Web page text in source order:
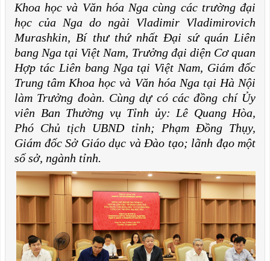
Khoa học và Văn hóa Nga cùng các trường đại
học của Nga do ngài Vladimir Vladimirovich
Murashkin, Bí thư thứ nhất Đại sứ quán Liên
bang Nga tại Việt Nam, Trưởng đại diện Cơ quan
Hợp tác Liên bang Nga tại Việt Nam, Giám đốc
Trung tâm Khoa học và Văn hóa Nga tại Hà Nội
làm Trưởng đoàn. Cùng dự có các đồng chí Ủy
viên Ban Thường vụ Tỉnh ủy: Lê Quang Hòa,
Phó Chủ tịch UBND tỉnh; Phạm Đồng Thụy,
Giám đốc Sở Giáo dục và Đào tạo; lãnh đạo một
số sở, ngành tỉnh.